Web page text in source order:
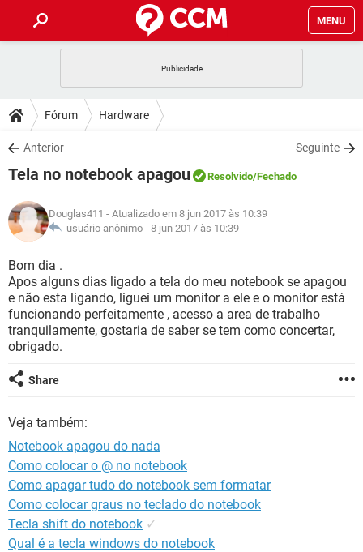
MENU
CELULAR
OUTLOOK
INSTAGRAM GMAIL
GUIA DE COMPRAS
DICAS
JOGOS
INSTAGRAM GMAIL
GUIA DE COMPRAS
DOWNLOADS
JOGOS WHATSAPP
CELULAR
OUTLOOK EXCEL
INSTAGRAM
GUIA DE COMPRAS
JOGOS WHATSAPP
CELULAR
OUTLOOK
INSTAGRAM GMAIL
GUIA DE COMPRAS
GLOSSÁRIO
JOGOS
CELULAR FACEBOOK
OUTLOOK EXCEL
INSTAGRAM
GUIA DE COMPRAS
Fórum Hardware
Anterior Seguinte
Tela no notebook apagou Resolvido/Fechado
Douglas411 - Atualizado em 8 jun 2017 às 10:39
usuário anônimo - 8 jun 2017 às 10:39
Bom dia .
Apos alguns dias ligado a tela do meu notebook se apagou
e não esta ligando, liguei um monitor a ele e o monitor está
funcionando perfeitamente , acesso a area de trabalho
tranquilamente, gostaria de saber se tem como concertar,
obrigado.
Share
Veja também:
Notebook apagou do nada
Como colocar o @ no notebook
Como apagar tudo do notebook sem formatar
Como colocar graus no teclado do notebook
Tecla shift do notebook ✓
Qual é a tecla windows do notebook